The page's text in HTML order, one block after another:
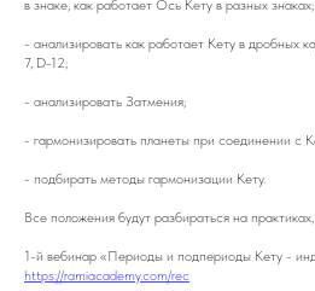
в знаке, как работает Ось Кету в разных знаках;
- анализировать как работает Кету в
7, D-12;
- анализировать Затмения;
- гармонизировать планеты при соединении с
- подбирать методы гармонизации Кету.
Все положения будут разбираться на
1-й вебинар «Периоды и подпериоды Кету -
https://ramiacademy.com/rec